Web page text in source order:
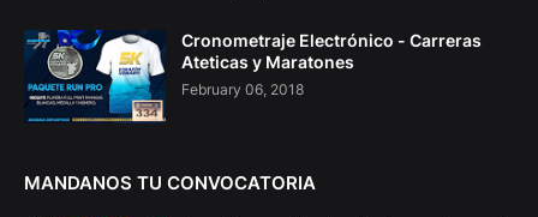
Cronometraje Electrónico - Carreras
Ateticas y Maratones
February 06, 2018
MANDANOS TU CONVOCATORIA